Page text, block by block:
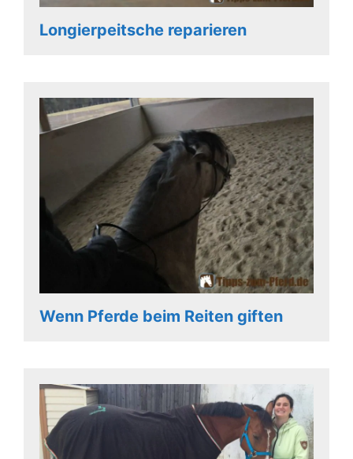
Longierpeitsche reparieren
Wenn Pferde beim Reiten giften